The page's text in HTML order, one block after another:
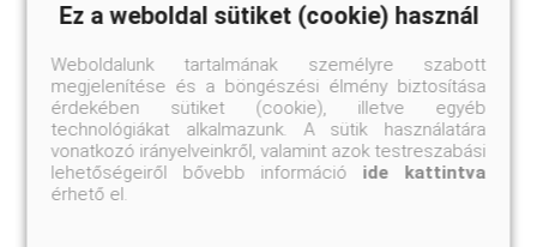
Tarka levelű olasznád
Arundo donax 'Versicolor'
Online ár
3 450 Ft
Kosárba
Ez a weboldal sütiket (cookie) használ
Weboldalunk tartalmának személyre szabott
megjelenítése és a böngészési élmény biztosítása
érdekében sütiket (cookie), illetve egyéb
technológiákat alkalmazunk. A sütik használatára
vonatkozó irányelveinkről, valamint azok testreszabási
lehetőségeiről bővebb információ ide kattintva
érhető el.